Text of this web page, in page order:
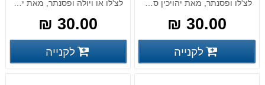
30.00 ₪
פרטים נוספים פרטים נוספים לקנייה
Religioso
30.00 ₪
פרטים נוספים
לקנייה